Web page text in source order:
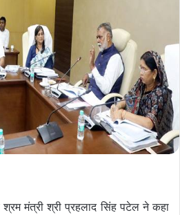
श्रम मंत्री श्री प्रहलाद सिंह पटेल ने कहा